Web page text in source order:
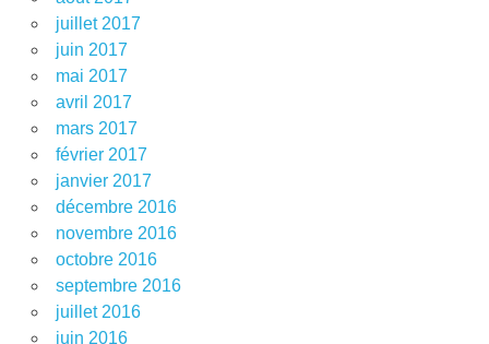
juillet 2017
juin 2017
mai 2017
avril 2017
mars 2017
février 2017
janvier 2017
décembre 2016
novembre 2016
octobre 2016
septembre 2016
juillet 2016
juin 2016